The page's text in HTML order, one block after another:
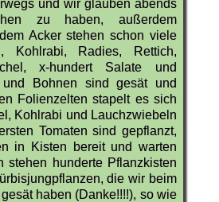
und wir glauben abends
zu haben, außerdem
Acker stehen schon viele
Kohlrabi, Radies, Rettich,
x-hundert Salate und
Bohnen sind gesät und
Folienzelten stapelt es sich
Kohlrabi und Lauchzwiebeln
Tomaten sind gepflanzt,
in Kisten bereit und warten
stehen hunderte Pflanzkisten
die wir beim
haben (Danke!!!!), so wie